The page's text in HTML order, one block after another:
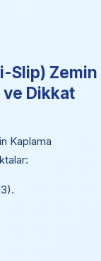
Slip) Zemin
ve Dikkat
Kaplama